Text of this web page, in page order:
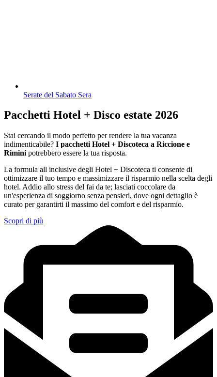
Serate del Sabato Sera
Pacchetti Hotel + Disco estate 2026
Stai cercando il modo perfetto per rendere la tua vacanza
indimenticabile? I pacchetti Hotel + Discoteca a Riccione e
Rimini potrebbero essere la tua risposta.
La formula all inclusive degli Hotel + Discoteca ti consente di
ottimizzare il tuo tempo e massimizzare il risparmio nella scelta degli
hotel. Addio allo stress del fai da te; lasciati coccolare da
un'esperienza di soggiorno senza pensieri, dove ogni dettaglio è
curato per garantirti il massimo del comfort e del risparmio.
Scopri di più